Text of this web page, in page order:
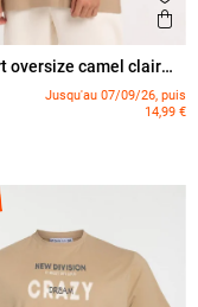
oversize camel clair
Jusqu'au 07/09/26, puis
14,99 €